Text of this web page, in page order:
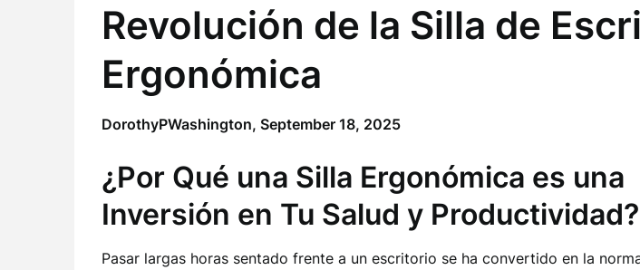
Revolución de la Silla de
Ergonómica
DorothyPWashington, September 18, 2025
¿Por Qué una Silla Ergonómica es una
Inversión en Tu Salud y Productividad?
Pasar largas horas sentado frente a un escritorio se ha convertido en la